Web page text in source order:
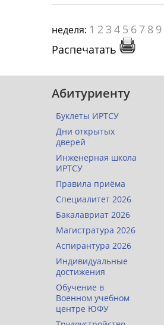
неделя: 1 2 3 4 5 6 7 8 9
Распечатать
Абитуриенту
Буклеты ИРТСУ
Дни открытых
дверей
Инженерная школа
ИРТСУ
Правила приёма
Специалитет 2026
Бакалавриат 2026
Магистратура 2026
Аспирантура 2026
Индивидуальные
достижения
Обучение в
Военном учебном
центре ЮФУ